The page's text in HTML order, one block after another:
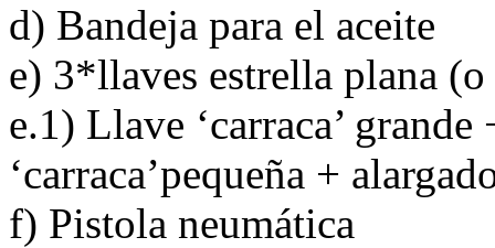
d) Bandeja para el aceite
e) 3*llaves estrella plana (o
e.1) Llave ‘carraca’
‘carraca’pequeña +
f) Pistola neumática